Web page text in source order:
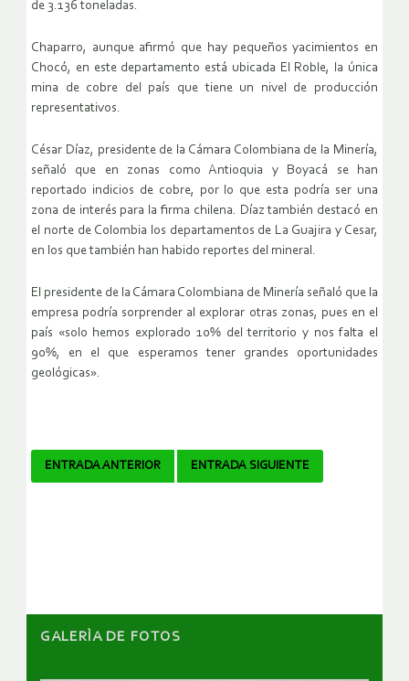
de 3.136 toneladas.
Chaparro, aunque afirmó que hay pequeños yacimientos en
Chocó, en este departamento está ubicada El Roble, la única
mina de cobre del país que tiene un nivel de producción
representativos.
César Díaz, presidente de la Cámara Colombiana de la Minería,
señaló que en zonas como Antioquia y Boyacá se han
reportado indicios de cobre, por lo que esta podría ser una
zona de interés para la firma chilena. Díaz también destacó en
el norte de Colombia los departamentos de La Guajira y Cesar,
en los que también han habido reportes del mineral.
El presidente de la Cámara Colombiana de Minería señaló que la
empresa podría sorprender al explorar otras zonas, pues en el
país «solo hemos explorado 10% del territorio y nos falta el
90%, en el que esperamos tener grandes oportunidades
geológicas».
Navegador
ENTRADA ANTERIOR ENTRADA SIGUIENTE
GALERÌA DE FOTOS